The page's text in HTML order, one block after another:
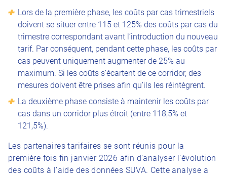
Lors de la première phase, les coûts par cas trimestriels
doivent se situer entre 115 et 125% des coûts par cas du
trimestre correspondant avant l’introduction du nouveau
tarif. Par conséquent, pendant cette phase, les coûts par
cas peuvent uniquement augmenter de 25% au
maximum. Si les coûts s’écartent de ce corridor, des
mesures doivent être prises afin qu’ils les réintègrent.
La deuxième phase consiste à maintenir les coûts par
cas dans un corridor plus étroit (entre 118,5% et
121,5%).
Les partenaires tarifaires se sont réunis pour la
première fois fin janvier 2026 afin d’analyser l’évolution
des coûts à l’aide des données SUVA. Cette analyse a